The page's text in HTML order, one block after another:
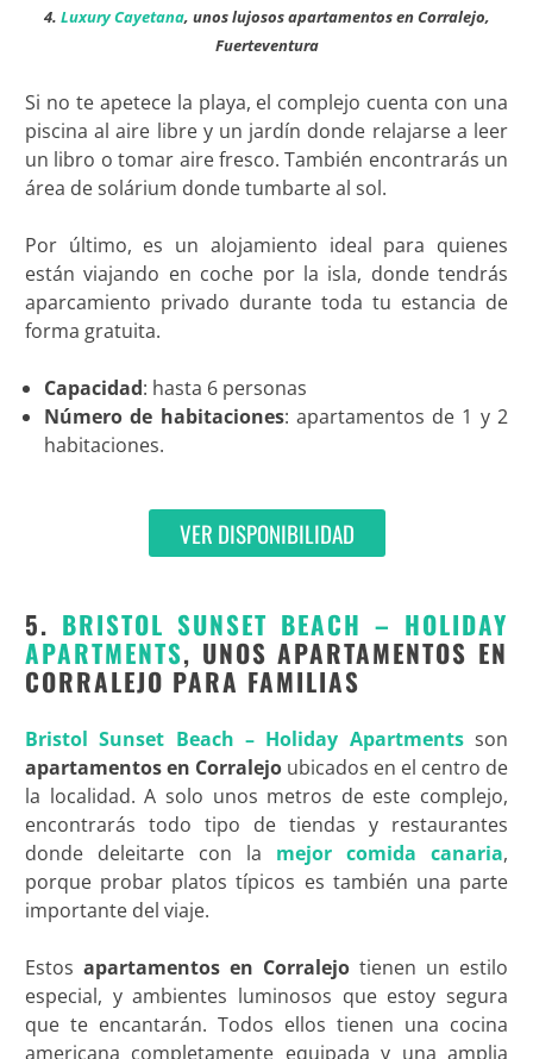
4. Luxury Cayetana, unos lujosos apartamentos en Corralejo,
Fuerteventura
Si no te apetece la playa, el complejo cuenta con una
piscina al aire libre y un jardín donde relajarse a leer
un libro o tomar aire fresco. También encontrarás un
área de solárium donde tumbarte al sol.
Por último, es un alojamiento ideal para quienes
están viajando en coche por la isla, donde tendrás
aparcamiento privado durante toda tu estancia de
forma gratuita.
Capacidad: hasta 6 personas
Número de habitaciones: apartamentos de 1 y 2
habitaciones.
VER DISPONIBILIDAD
5. BRISTOL SUNSET BEACH – HOLIDAY
APARTMENTS, UNOS APARTAMENTOS EN
CORRALEJO PARA FAMILIAS
Bristol Sunset Beach – Holiday Apartmentsson
apartamentos en Corralejo ubicados en el centro de
la localidad. A solo unos metros de este complejo,
encontrarás todo tipo de tiendas y restaurantes
donde deleitarte con la mejor comida canaria,
porque probar platos típicos es también una parte
importante del viaje.
Estos apartamentos en Corralejotienen un estilo
especial, y ambientes luminosos que estoy segura
que te encantarán. Todos ellos tienen una cocina
americana completamente equipada y una amplia